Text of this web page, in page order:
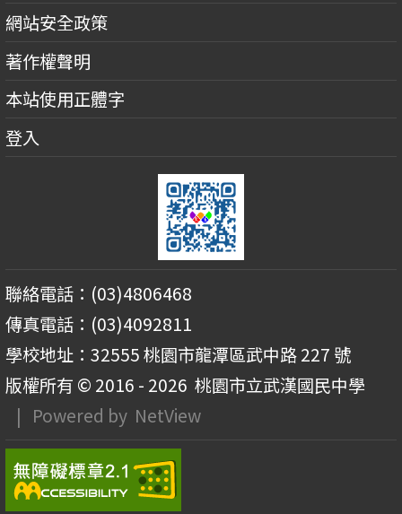
網站安全政策
著作權聲明
本站使用正體字
登入
聯絡電話：(03)4806468
傳真電話：(03)4092811
學校地址：32555 桃園市龍潭區武中路 227 號
版權所有 © 2016 - 2026 桃園市立武漢國民中學
| Powered by NetView